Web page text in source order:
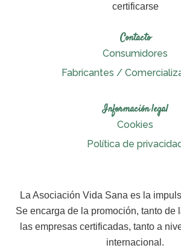
certificarse
Contacto
Consumidores
Fabricantes /
Información legal
Cookies
Política de
La Asociación Vida Sana es la
Se encarga de la promoción, tanto de
las empresas certificadas, tanto a
internacional.